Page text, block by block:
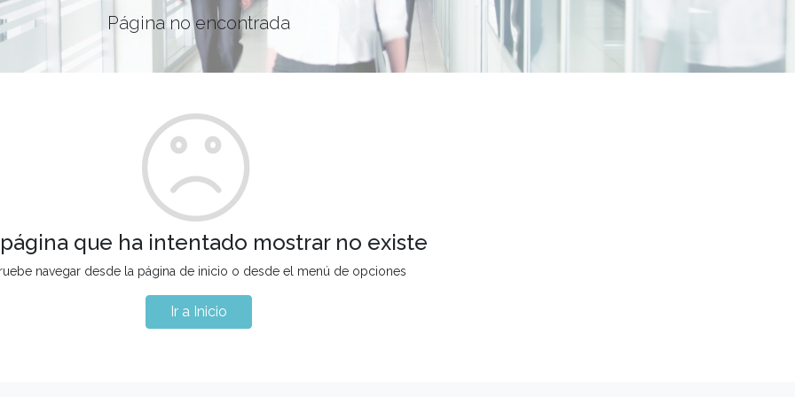
Página no encontrada
que ha intentado mostrar no existe
navegar desde la página de inicio o desde el menú de opciones
Ir a Inicio